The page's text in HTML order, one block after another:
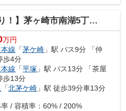
茅ヶ崎市南湖5丁目 売地 51.47坪
万円
線 「茅ケ崎 」駅 バス9分 「仲
歩4分
線 「平塚 」駅 バス13分 「茶屋
歩13分
「北茅ケ崎 」駅 徒歩39分車13分
/ 容積率：60% / 200%